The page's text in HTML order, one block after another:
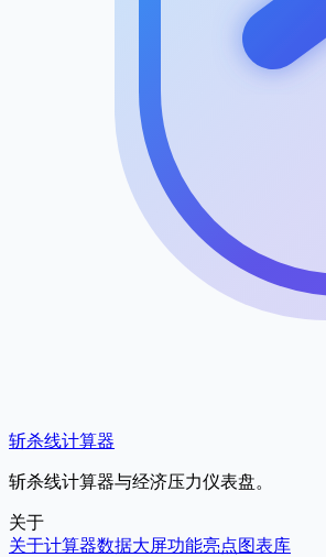
斩杀线计算器
斩杀线计算器与经济压力仪表盘。
关于
关于计算器数据大屏功能亮点图表库